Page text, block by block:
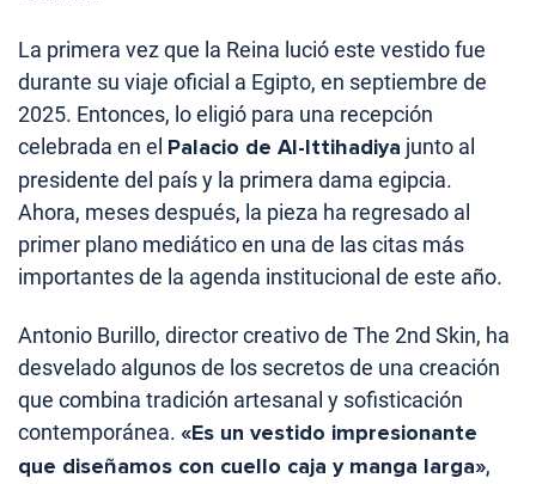
La primera vez que la Reina lució este vestido fue
durante su viaje oficial a Egipto, en septiembre de
2025. Entonces, lo eligió para una recepción
celebrada en el Palacio de Al-Ittihadiya junto al
presidente del país y la primera dama egipcia.
Ahora, meses después, la pieza ha regresado al
primer plano mediático en una de las citas más
importantes de la agenda institucional de este año.
Antonio Burillo, director creativo de The 2nd Skin, ha
desvelado algunos de los secretos de una creación
que combina tradición artesanal y sofisticación
contemporánea. «Es un vestido impresionante
que diseñamos con cuello caja y manga larga»,